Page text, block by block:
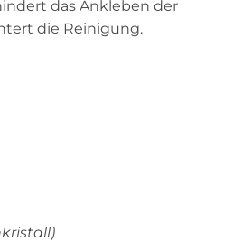
das Ankleben der
die Reinigung.